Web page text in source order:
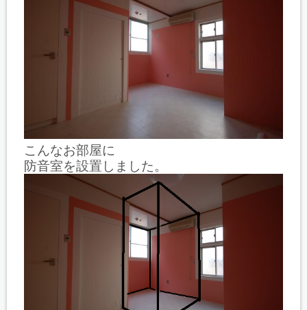
こんなお部屋に
防音室を設置しました。